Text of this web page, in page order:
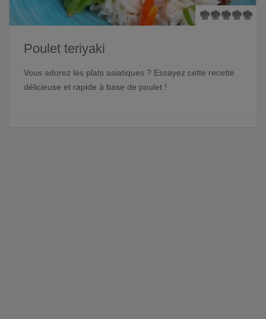
Poulet teriyaki
Vous adorez les plats asiatiques ? Essayez cette recette
délicieuse et rapide à base de poulet !